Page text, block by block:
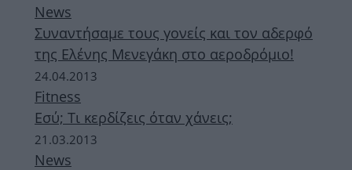
News
Συναντήσαμε τους γονείς και τον αδερφό
της Ελένης Μενεγάκη στο αεροδρόμιο!
24.04.2013
Fitness
Εσύ; Τι κερδίζεις όταν χάνεις;
21.03.2013
News